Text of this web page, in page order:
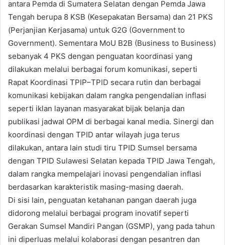
antara Pemda di Sumatera Selatan dengan Pemda Jawa
Tengah berupa 8 KSB (Kesepakatan Bersama) dan 21 PKS
(Perjanjian Kerjasama) untuk G2G (Government to
Government). Sementara MoU B2B (Business to Business)
sebanyak 4 PKS dengan penguatan koordinasi yang
dilakukan melalui berbagai forum komunikasi, seperti
Rapat Koordinasi TPIP–TPID secara rutin dan berbagai
komunikasi kebijakan dalam rangka pengendalian inflasi
seperti iklan layanan masyarakat bijak belanja dan
publikasi jadwal OPM di berbagai kanal media. Sinergi dan
koordinasi dengan TPID antar wilayah juga terus
dilakukan, antara lain studi tiru TPID Sumsel bersama
dengan TPID Sulawesi Selatan kepada TPID Jawa Tengah,
dalam rangka mempelajari inovasi pengendalian inflasi
berdasarkan karakteristik masing-masing daerah.
Di sisi lain, penguatan ketahanan pangan daerah juga
didorong melalui berbagai program inovatif seperti
Gerakan Sumsel Mandiri Pangan (GSMP), yang pada tahun
ini diperluas melalui kolaborasi dengan pesantren dan